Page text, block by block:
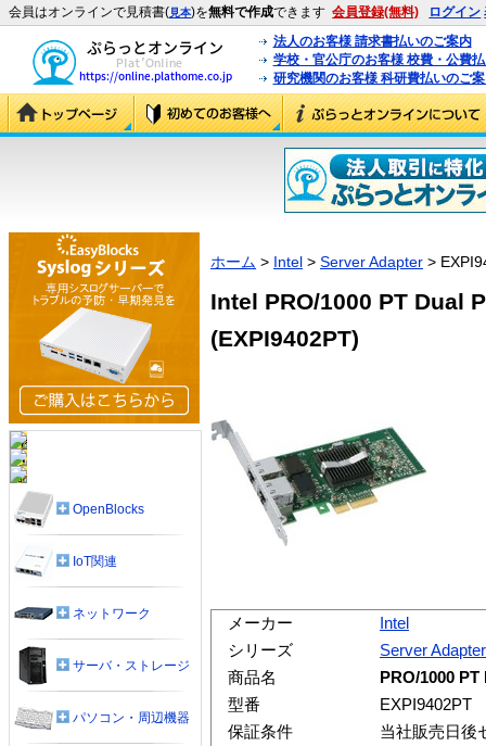
会員はオンラインで見積書(見本)を無料で作成できます 会員登録(無料) ログイン
法人のお客様 請求書払いのご案内
学校・官公庁のお客様 校費・公費
研究機関のお客様 科研費払いのご
ホーム > Intel > Server Adapter >
Intel PRO/1000 PT Dual
(EXPI9402PT)
メーカー
Intel
シリーズ
Server Adapter
商品名
PRO/1000
型番
EXPI9402PT
保証条件
当社販売日後
OpenBlocks
IoT関連
ネットワーク
サーバ・ストレージ
パソコン・周辺機器